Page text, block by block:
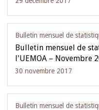
Bulletin mensuel de
Bulletin mensuel de
l'UEMOA – Novembre
30 novembre 2017
Bulletin mensuel de